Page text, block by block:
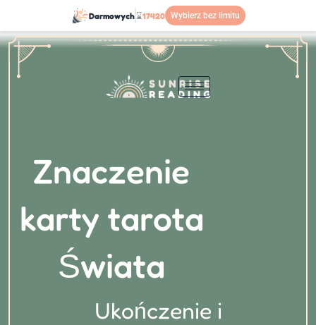
Darmowych⌛17420 Wybierz bez limitu
treści
Znaczenie
karty tarota
Świata
Ukończenie i